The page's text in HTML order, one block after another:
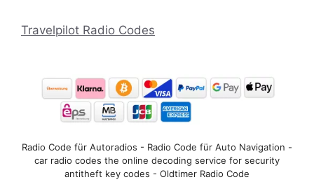
Travelpilot Radio Codes
Radio Code für Autoradios - Radio Code für Auto Navigation -
car radio codes the online decoding service for security
antitheft key codes - Oldtimer Radio Code